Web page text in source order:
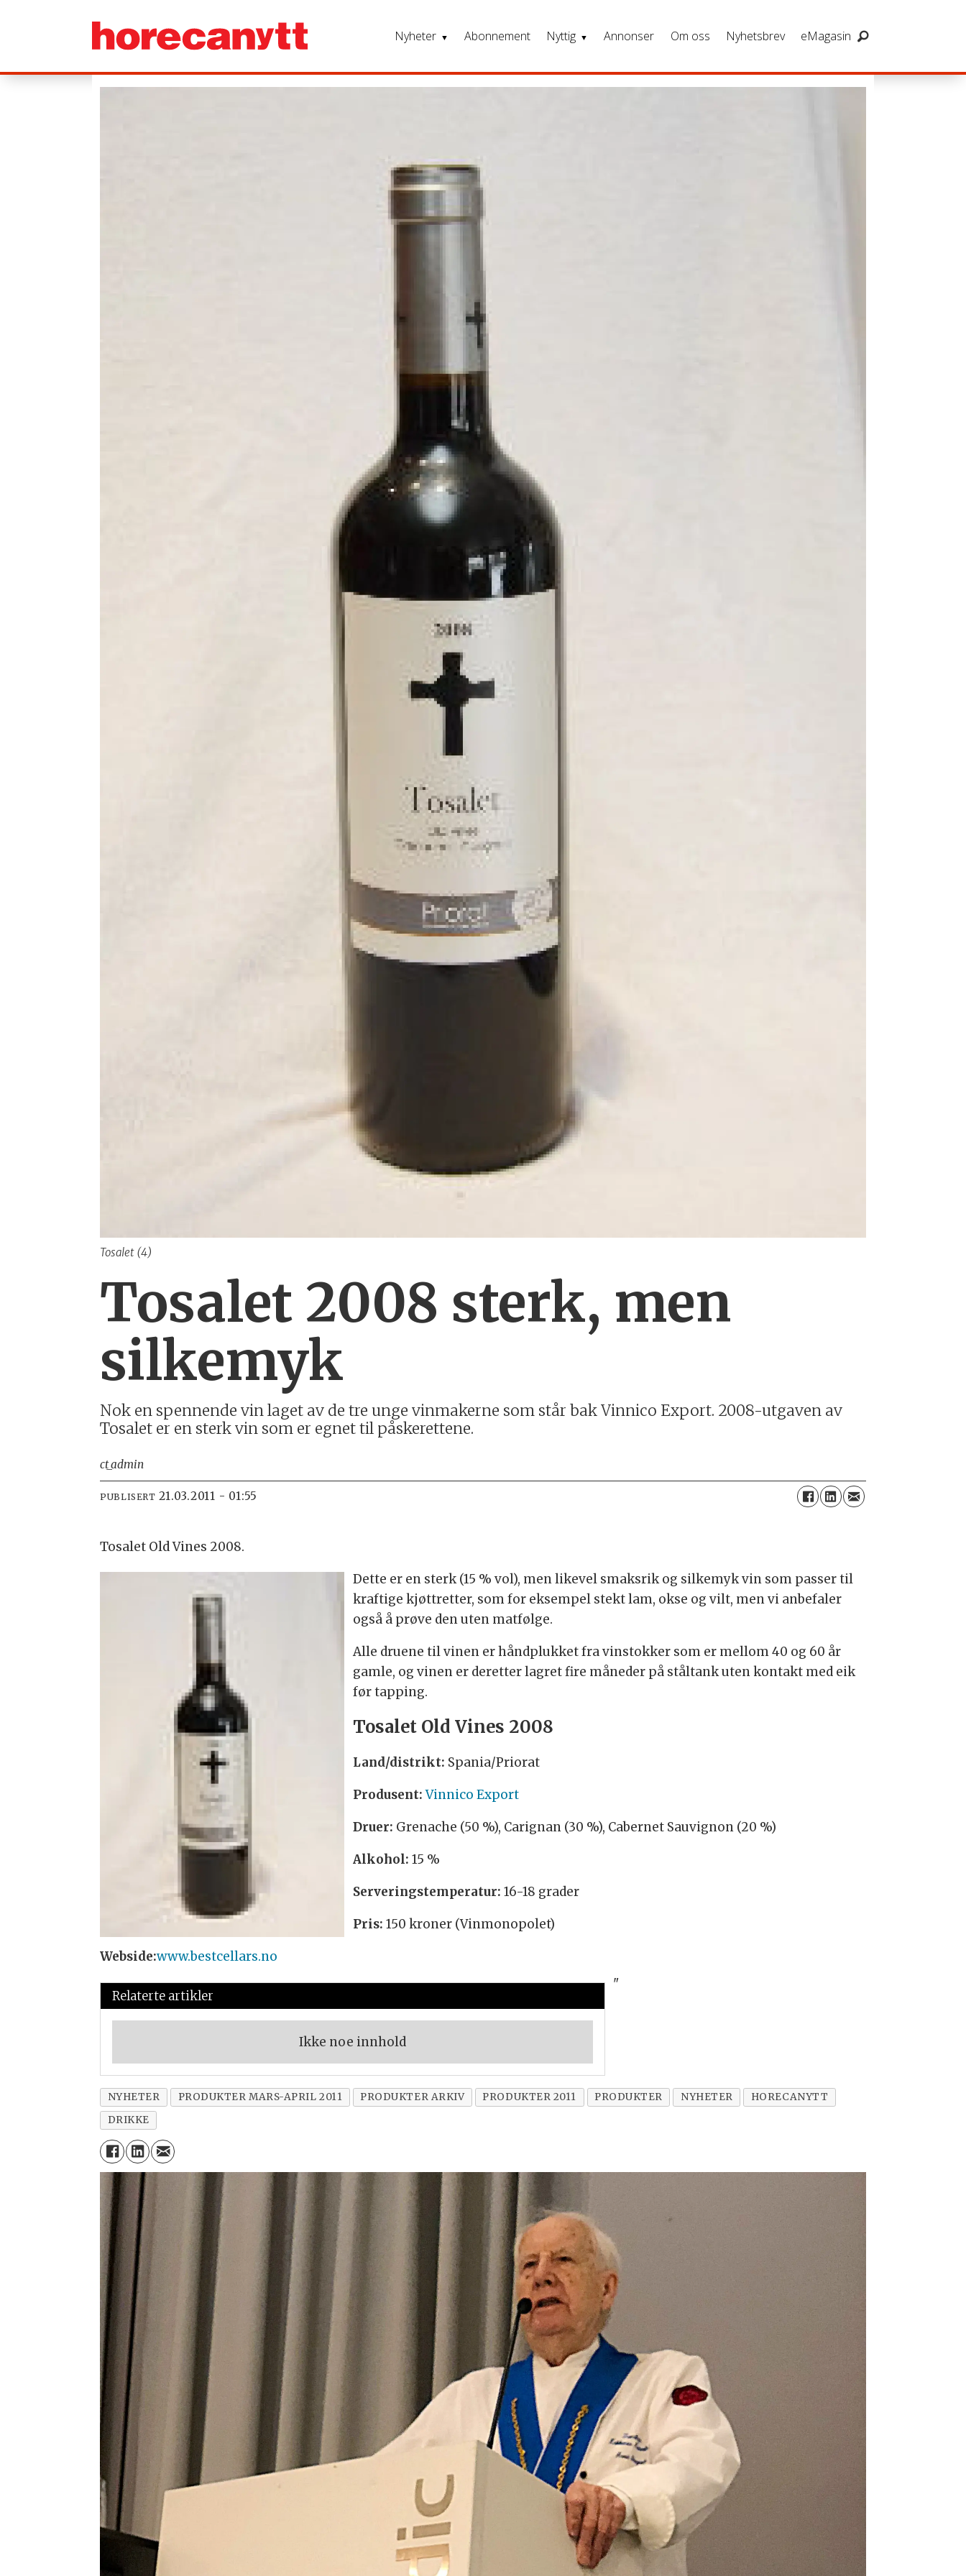
Nyheter Abonnement Nyttig Annonser Om oss Nyhetsbrev eMagasin
Tosalet (4)
Tosalet 2008 sterk, men
silkemyk
Nok en spennende vin laget av de tre unge vinmakerne som står bak Vinnico Export. 2008-utgaven av
Tosalet er en sterk vin som er egnet til påskerettene.
ct_admin
PUBLISERT 21.03.2011 - 01:55
Tosalet Old Vines 2008.
Dette er en sterk (15 % vol), men likevel smaksrik og silkemyk vin som passer til
kraftige kjøttretter, som for eksempel stekt lam, okse og vilt, men vi anbefaler
også å prøve den uten matfølge.
Alle druene til vinen er håndplukket fra vinstokker som er mellom 40 og 60 år
gamle, og vinen er deretter lagret fire måneder på ståltank uten kontakt med eik
før tapping.
Tosalet Old Vines 2008
Land/distrikt: Spania/Priorat
Produsent:Vinnico Export
Druer: Grenache (50 %), Carignan (30 %), Cabernet Sauvignon (20 %)
Alkohol: 15 %
Serveringstemperatur: 16-18 grader
Pris: 150 kroner (Vinmonopolet)
Webside:www.bestcellars.no
"
Relaterte artikler
Ikke noe innhold
NYHETER PRODUKTER MARS-APRIL 2011 PRODUKTER ARKIV PRODUKTER 2011 PRODUKTER NYHETER
HORECANYTT
DRIKKE